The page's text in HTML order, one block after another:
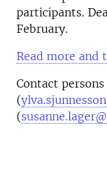
participants.
February.
Read more and
Contact
(
(